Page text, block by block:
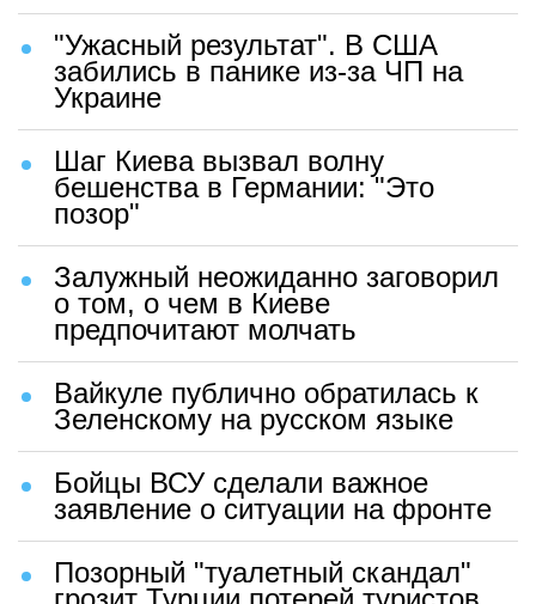
"Ужасный результат". В США
забились в панике из-за ЧП на
Украине
Шаг Киева вызвал волну
бешенства в Германии: "Это
позор"
Залужный неожиданно заговорил
о том, о чем в Киеве
предпочитают молчать
Вайкуле публично обратилась к
Зеленскому на русском языке
Бойцы ВСУ сделали важное
заявление о ситуации на фронте
Позорный "туалетный скандал"